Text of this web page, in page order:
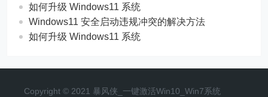
如何升级 Windows11 系统
Windows11 安全启动违规冲突的解决方法
如何升级 Windows11 系统
Copyright © 2021 暴风侠_一键激活Win10_Win7系统